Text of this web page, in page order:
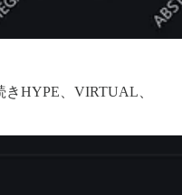
きHYPE、VIRTUAL、